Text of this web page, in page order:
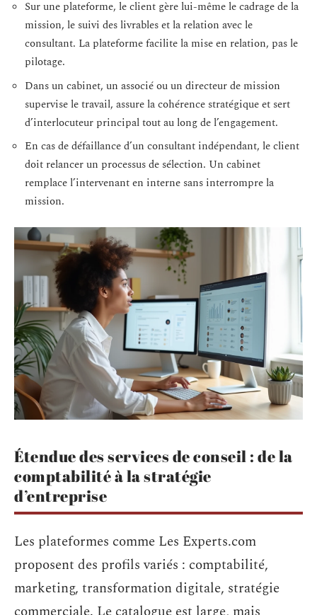
Sur une plateforme, le client gère lui-même le cadrage de la
mission, le suivi des livrables et la relation avec le
consultant. La plateforme facilite la mise en relation, pas le
pilotage.
Dans un cabinet, un associé ou un directeur de mission
supervise le travail, assure la cohérence stratégique et sert
d’interlocuteur principal tout au long de l’engagement.
En cas de défaillance d’un consultant indépendant, le client
doit relancer un processus de sélection. Un cabinet
remplace l’intervenant en interne sans interrompre la
mission.
Étendue des services de conseil : de la
comptabilité à la stratégie
d’entreprise
Les plateformes comme Les Experts.com
proposent des profils variés : comptabilité,
marketing, transformation digitale, stratégie